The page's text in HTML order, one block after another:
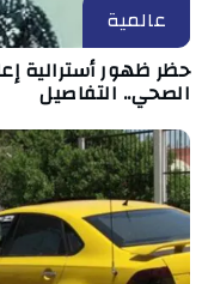
عالمية
حظر ظهور أسترالية
الصحي.. التفاصيل